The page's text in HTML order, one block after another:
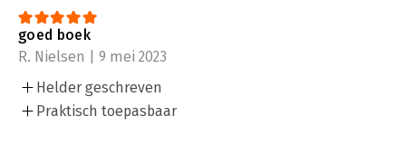
goed boek
R. Nielsen | 9 mei 2023
Helder geschreven
Praktisch toepasbaar